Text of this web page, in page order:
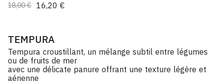
18,00 € 16,20 €
TEMPURA
Tempura croustillant, un mélange subtil entre légumes
ou de fruits de mer
avec une délicate panure offrant une texture légère et
aérienne